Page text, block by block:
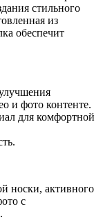
стильного
из
обеспечит
и фото контенте.
для комфортной
носки, активного
с